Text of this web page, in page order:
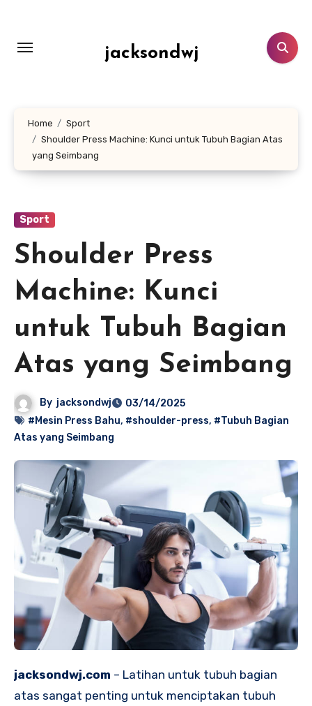
konten
jacksondwj
Home
Sport
Shoulder Press Machine: Kunci untuk Tubuh Bagian Atas
yang Seimbang
Sport
Shoulder Press
Machine: Kunci
untuk Tubuh Bagian
Atas yang Seimbang
By jacksondwj
03/14/2025
#Mesin Press Bahu, #shoulder-press, #Tubuh Bagian
Atas yang Seimbang
jacksondwj.com – Latihan untuk tubuh bagian
atas sangat penting untuk menciptakan tubuh